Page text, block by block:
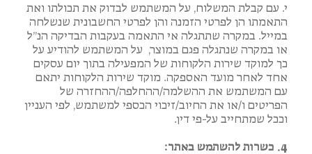
י. עם קבלת המשלוח, על המשתמש לבדוק את תכולתו ואת
התאמתו הן לפרטי הזמנה והן לפרטי החשבונית שנשלחה
במייל. במקרה שתתגלה אי התאמה בעקבות הבדיקה הנ”ל
או במקרה שנתגלה פגם במוצר, על המשתמש להודיע על
כך למוקד שירות הלקוחות של המפעילה בתוך יום עסקים
אחד לאחר מועד האספקה. מוקד שירות הלקוחות יתאם
עם המשתמש את ההשלמה/ההחלפה/ההחזרה של
הפריטים ו/או את החיוב/זיכוי הכספי למשתמש, לפי העניין
וככל שמתחייב על-פי דין.
4. כשרות להשתמש באתר: